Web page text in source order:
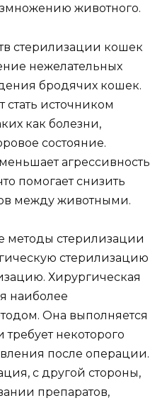
животного.
стерилизации кошек
нежелательных
бродячих кошек.
источником
как болезни,
состояние.
агрессивность
помогает снизить
между животными.
методы стерилизации
стерилизацию
Хирургическая
наиболее
Она выполняется
некоторого
после операции.
с другой стороны,
препаратов,